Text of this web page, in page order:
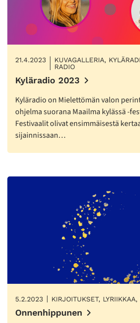
21.4.2023
KUVAGALLERIA,
RADIO
Kyläradio 2023
Kyläradio on Mielettömän valon
ohjelma suorana Maailma kylässä -
Festivaalit olivat ensimmäisestä
sijainnissaan…
5.2.2023 KIRJOITUKSET,
Onnenhippunen